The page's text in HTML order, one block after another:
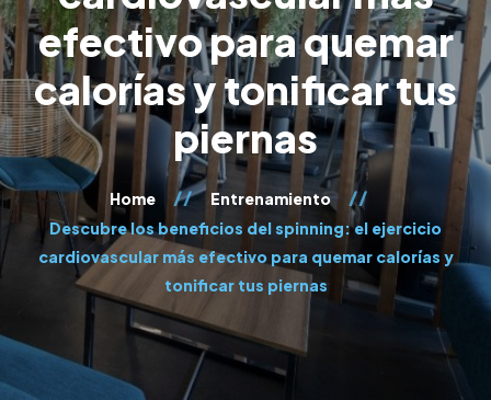
efectivo para quemar
calorías y tonificar tus
piernas
Home
Entrenamiento
Descubre los beneficios del spinning: el ejercicio
cardiovascular más efectivo para quemar calorías y
tonificar tus piernas